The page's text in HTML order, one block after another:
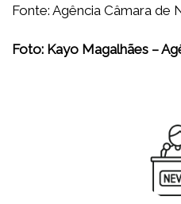
Fonte: Agência Câmara de
Foto: Kayo Magalhães –